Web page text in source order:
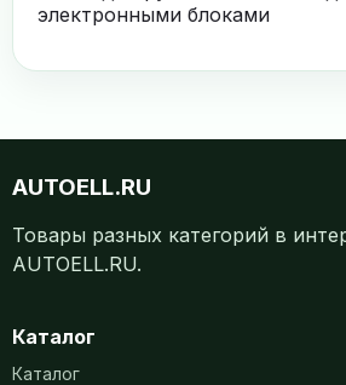
электронными блоками
AUTOELL.RU
Товары разных категорий в
AUTOELL.RU.
Каталог
Каталог